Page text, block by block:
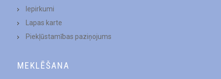
Iepirkumi
Lapas karte
Piekļūstamības paziņojums
MEKLĒŠANA